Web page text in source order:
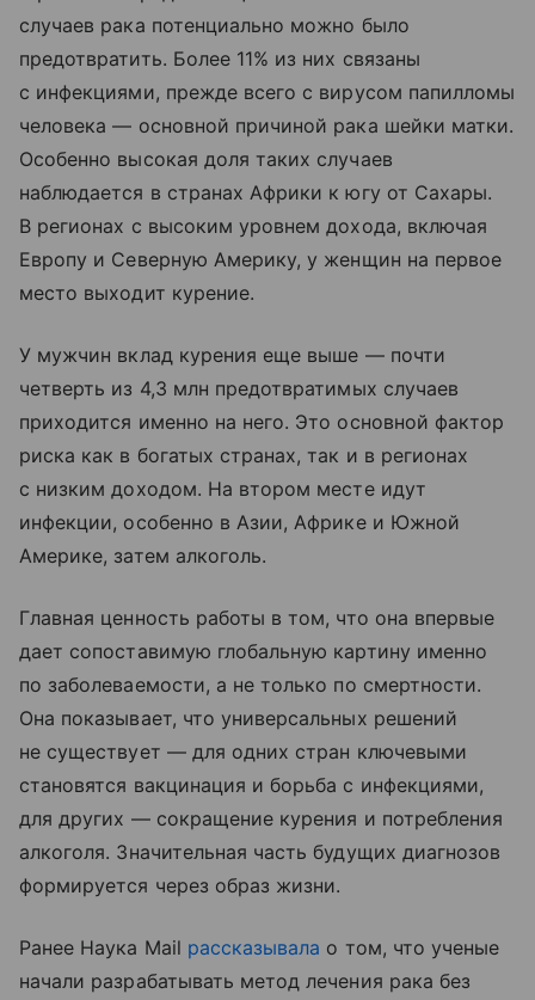
случаев рака потенциально можно было
предотвратить. Более 11% из них связаны
с инфекциями, прежде всего с вирусом папилломы
человека — основной причиной рака шейки матки.
Особенно высокая доля таких случаев
наблюдается в странах Африки к югу от Сахары.
В регионах с высоким уровнем дохода, включая
Европу и Северную Америку, у женщин на первое
место выходит курение.
У мужчин вклад курения еще выше — почти
четверть из 4,3 млн предотвратимых случаев
приходится именно на него. Это основной фактор
риска как в богатых странах, так и в регионах
с низким доходом. На втором месте идут
инфекции, особенно в Азии, Африке и Южной
Америке, затем алкоголь.
Главная ценность работы в том, что она впервые
дает сопоставимую глобальную картину именно
по заболеваемости, а не только по смертности.
Она показывает, что универсальных решений
не существует — для одних стран ключевыми
становятся вакцинация и борьба с инфекциями,
для других — сокращение курения и потребления
алкоголя. Значительная часть будущих диагнозов
формируется через образ жизни.
Ранее Наука Mail рассказывала о том, что ученые
начали разрабатывать метод лечения рака без